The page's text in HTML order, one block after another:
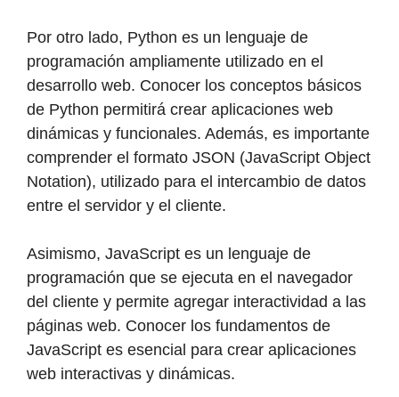
Por otro lado, Python es un lenguaje de
programación ampliamente utilizado en el
desarrollo web. Conocer los conceptos básicos
de Python permitirá crear aplicaciones web
dinámicas y funcionales. Además, es importante
comprender el formato JSON (JavaScript Object
Notation), utilizado para el intercambio de datos
entre el servidor y el cliente.
Asimismo, JavaScript es un lenguaje de
programación que se ejecuta en el navegador
del cliente y permite agregar interactividad a las
páginas web. Conocer los fundamentos de
JavaScript es esencial para crear aplicaciones
web interactivas y dinámicas.